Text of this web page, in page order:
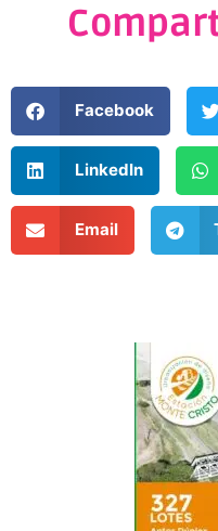
Facebook
LinkedIn
Email